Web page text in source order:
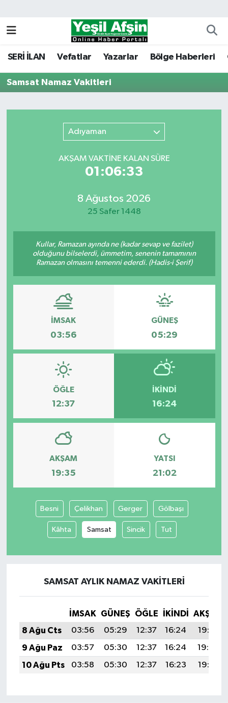
SERİ İLAN Vefatlar Yazarlar Bölge Haberleri
Samsat Namaz Vakitleri
Adıyaman
AKŞAM VAKTİNE KALAN SÜRE
01:06:33
8 Ağustos 2026
25 Safer 1448
Kullar, Ramazan ayında ne (kadar sevap ve fazilet)
olduğunu bilselerdi, ümmetim, senenin tamamının
Ramazan olmasını temenni ederdi. (Hadis-i Şerif)
İMSAK
03:56
GÜNEŞ
05:29
ÖĞLE
12:37
İKINDI
16:24
AKŞAM
19:35
YATSI
21:02
Besni Çelikhan Gerger Gölbaşı
Kâhta Samsat Sincik Tut
SAMSAT AYLIK NAMAZ VAKITLERI
İMSAK GÜNEŞ ÖĞLE İKINDI
AKŞAM
8 Ağu Cts
03:56 05:29 12:37 16:24
19:35
9 Ağu Paz
03:57 05:30 12:37 16:24
19:34
10 Ağu Pts
03:58 05:30 12:37 16:23 19:33
Kahramanmaraş Nöbetçi Eczaneler
Kahramanmaraş Namaz Vakitleri
Süper Lig Puan Durumu ve Fikstür
Tüm Manşetler
Son Dakika Haberleri